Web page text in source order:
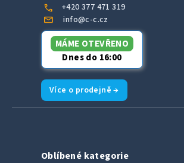
call +420 377 471 319
mail info@c-c.cz
MÁME OTEVŘENO
Dnes do 16:00
Více o prodejně →
Oblíbené kategorie